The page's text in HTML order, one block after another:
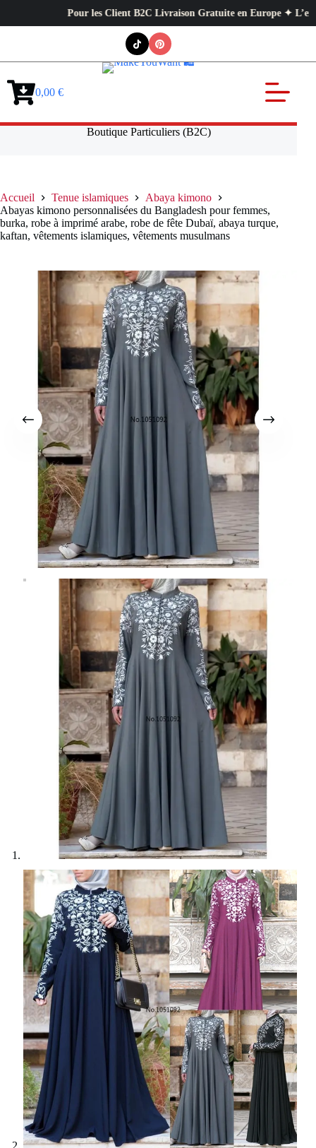
Pour les Client B2C Livraison Gratuite en Europe ✦
Panier0,00 €
Boutique Particuliers (B2C)
Accueil Tenue islamiques
Abaya kimono
Abayas kimono personnalisées du Bangladesh pour femmes,
burka, robe à imprimé arabe, robe de fête Dubaï, abaya turque,
kaftan, vêtements islamiques, vêtements musulmans